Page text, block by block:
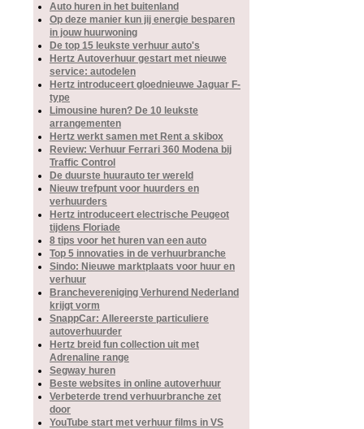
Auto huren in het buitenland
Op deze manier kun jij energie besparen
in jouw huurwoning
De top 15 leukste verhuur auto's
Hertz Autoverhuur gestart met nieuwe
service: autodelen
Hertz introduceert gloednieuwe Jaguar F-
type
Limousine huren? De 10 leukste
arrangementen
Hertz werkt samen met Rent a skibox
Review: Verhuur Ferrari 360 Modena bij
Traffic Control
De duurste huurauto ter wereld
Nieuw trefpunt voor huurders en
verhuurders
Hertz introduceert electrische Peugeot
tijdens Floriade
8 tips voor het huren van een auto
Top 5 innovaties in de verhuurbranche
Sindo: Nieuwe marktplaats voor huur en
verhuur
Branchevereniging Verhurend Nederland
krijgt vorm
SnappCar: Allereerste particuliere
autoverhuurder
Hertz breid fun collection uit met
Adrenaline range
Segway huren
Beste websites in online autoverhuur
Verbeterde trend verhuurbranche zet
door
YouTube start met verhuur films in VS